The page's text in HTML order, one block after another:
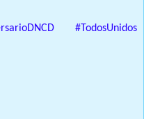
#TodosUnidos